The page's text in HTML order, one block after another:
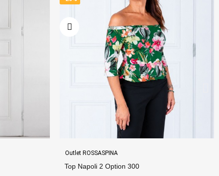
Outlet ROSSASPINA
Abito Desie Anello Option 270